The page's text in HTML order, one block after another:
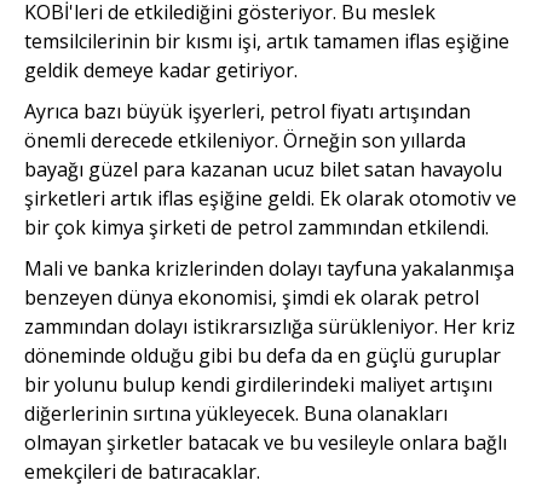
KOBİ'leri de etkilediğini gösteriyor. Bu meslek
temsilcilerinin bir kısmı işi, artık tamamen iflas eşiğine
geldik demeye kadar getiriyor.
Ayrıca bazı büyük işyerleri, petrol fiyatı artışından
önemli derecede etkileniyor. Örneğin son yıllarda
bayağı güzel para kazanan ucuz bilet satan havayolu
şirketleri artık iflas eşiğine geldi. Ek olarak otomotiv ve
bir çok kimya şirketi de petrol zammından etkilendi.
Mali ve banka krizlerinden dolayı tayfuna yakalanmışa
benzeyen dünya ekonomisi, şimdi ek olarak petrol
zammından dolayı istikrarsızlığa sürükleniyor. Her kriz
döneminde olduğu gibi bu defa da en güçlü guruplar
bir yolunu bulup kendi girdilerindeki maliyet artışını
diğerlerinin sırtına yükleyecek. Buna olanakları
olmayan şirketler batacak ve bu vesileyle onlara bağlı
emekçileri de batıracaklar.